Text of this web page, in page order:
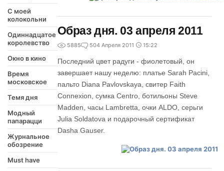
С моей
колокольни
Одиннадцатое
королевство
Окно в кино
Время
московское
Темя дня
Модный
папарацци
Журнальное
обозрение
Must have
Образ дня. 03 апреля 2011
5885 504 Апреля 2011 15:22
Последний цвет радуги - фиолетовый, он
завершает нашу неделю: платье Sarah Pacini,
пальто Diana Pavlovskaya, свитер Faith
Connexion, сумка Centro, ботильоны Steve
Madden, часы Lambretta, очки ALDO, серьги
Julia Soldatova и подарочный сертификат
Dasha Gauser.